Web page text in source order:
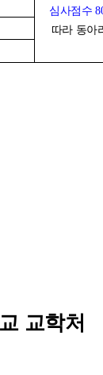
심사점수
따라 동아
교학처